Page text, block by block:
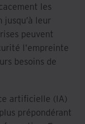
les
leur
peuvent
l'empreinte
besoins de
artificielle (IA)
prépondérant